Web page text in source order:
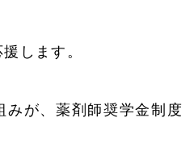
します。
みが、薬剤師奨学金制度